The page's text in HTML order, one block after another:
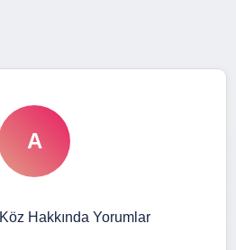
A
Hakkında Yorumlar